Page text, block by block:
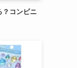
？コンビニ